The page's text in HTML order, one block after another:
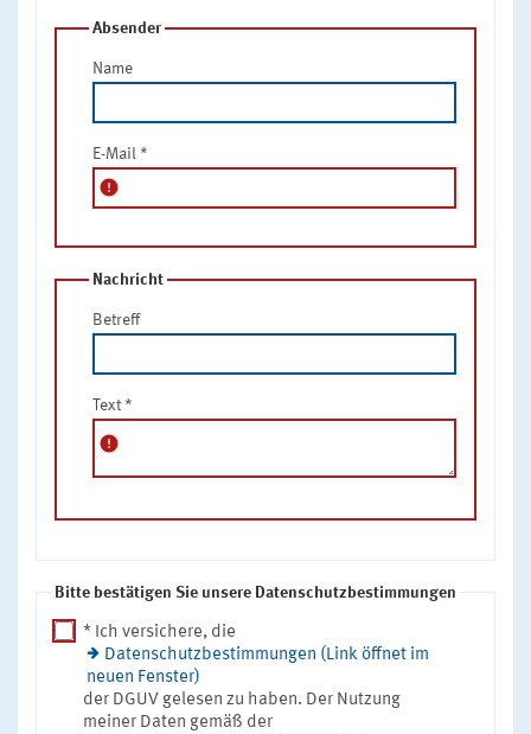
Absender
Name
E-Mail *
error
Nachricht
Betreff
Text *
error
Bitte bestätigen Sie unsere Datenschutzbestimmungen
* Ich versichere, die
Datenschutzbestimmungen (Link öffnet im
neuen Fenster)
der DGUV gelesen zu haben. Der Nutzung
meiner Daten gemäß der